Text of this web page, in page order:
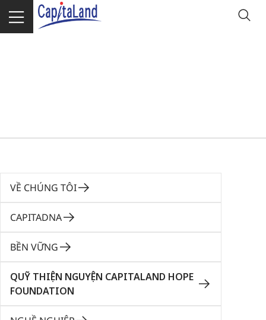
VỀ CHÚNG TÔI
CAPITADNA
BỀN VỮNG
QUỸ THIỆN NGUYỆN CAPITALAND HOPE
FOUNDATION